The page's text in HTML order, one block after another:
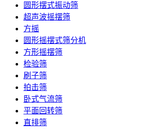
圆形摆式振动筛
超声波摇摆筛
方摇
圆形摇摆式筛分机
方形摇摆筛
检验筛
刷子筛
拍击筛
卧式气流筛
平面回转筛
直排筛